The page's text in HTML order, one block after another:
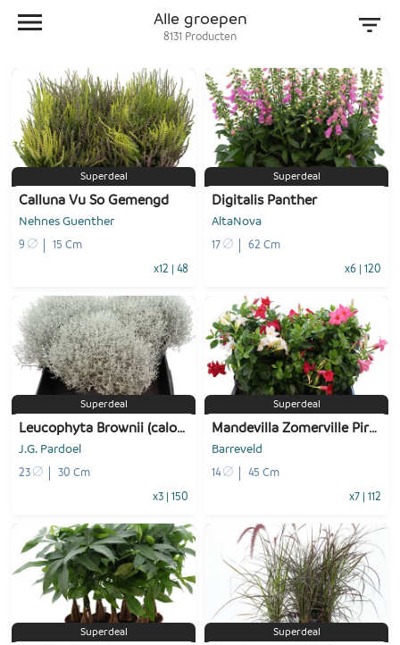
Alle groepen
8131 Producten
Superdeal
Calluna Vu So Gemengd
Nehnes Guenther
9 15 Cm
x12 48
- 1 + Voeg toe
Superdeal
Digitalis Panther
AltaNova
17 62 Cm
x6 120
- 1 + Voeg toe
Superdeal
Leucophyta Brownii (calocephalus)
J.G. Pardoel
23 30 Cm
x3 150
- 1 + Voeg toe
Superdeal
Mandevilla Zomerville Piramide
Barreveld
14 45 Cm
x7 112
- 1 + Voeg toe
Superdeal Superdeal